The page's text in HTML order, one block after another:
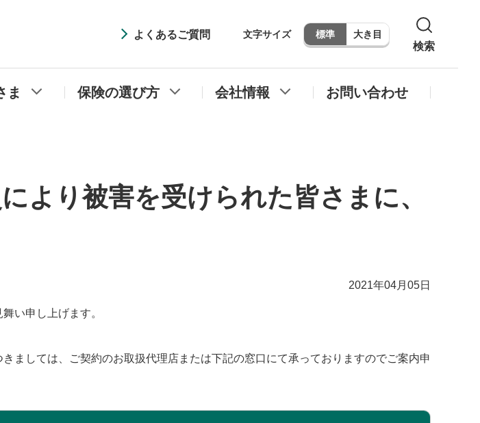
イマリー生命よくあるご質問 文字サイズ 標準 大き目
検索
ま 保険の選び方 会社情報 お問い合わせ
より被害を受けられた皆さまに、
2021年04月05日
い申し上げます。
ましては、ご契約のお取扱代理店または下記の窓口にて承っておりますのでご案内申